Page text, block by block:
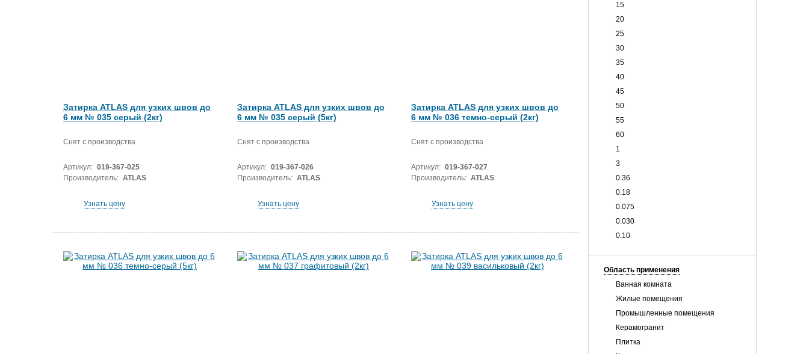
15
20
25
30
35
40
45
50
55
60
1
3
0.36
0.18
0.075
0.030
0.10
Область применения
Ванная комната
Жилые помещения
Промышленные помещения
Керамогранит
Плитка
Затирка ATLAS для узких швов до
6 мм № 035 серый (2кг)
Снят с производства
Артикул: 019-367-025
Производитель: ATLAS
Узнать цену
Затирка ATLAS для узких швов до
6 мм № 035 серый (5кг)
Снят с производства
Артикул: 019-367-026
Производитель: ATLAS
Узнать цену
Затирка ATLAS для узких швов до
6 мм № 036 темно-серый (2кг)
Снят с производства
Артикул: 019-367-027
Производитель: ATLAS
Узнать цену